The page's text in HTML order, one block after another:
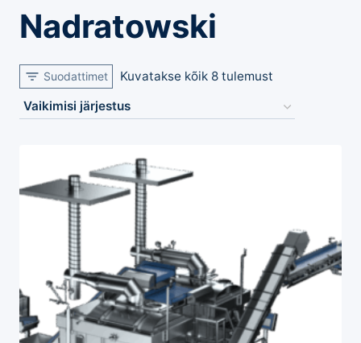
Nadratowski
Suodattimet Kuvatakse kõik 8 tulemust